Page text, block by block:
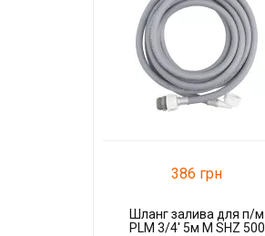
386 грн
Шланг залива для п/м
PLM 3/4' 5м M SHZ 500